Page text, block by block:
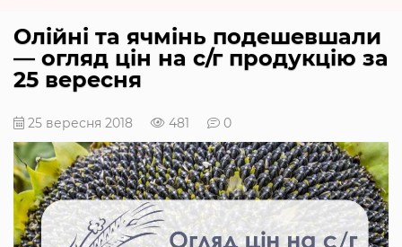
Олійні та ячмінь подешевшали
— огляд цін на с/г продукцію за
25 вересня
25 вересня 2018 481 0